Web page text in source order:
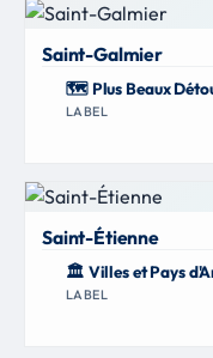
Saint-Galmier
LABEL
Saint-Étienne
LABEL